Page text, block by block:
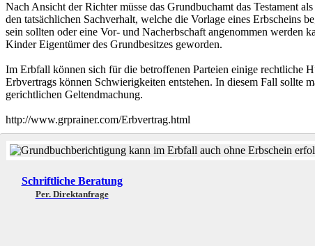
Nach Ansicht der Richter müsse das Grundbuchamt das Testament
den tatsächlichen Sachverhalt, welche die Vorlage eines Erbscheins
sein sollten oder eine Vor- und Nacherbschaft angenommen werden
Kinder Eigentümer des Grundbesitzes geworden.
Im Erbfall können sich für die betroffenen Parteien einige rechtliche
Erbvertrags können Schwierigkeiten entstehen. In diesem Fall sollte
gerichtlichen Geltendmachung.
http://www.grprainer.com/Erbvertrag.html
Schriftliche Beratung
Per. Direktanfrage